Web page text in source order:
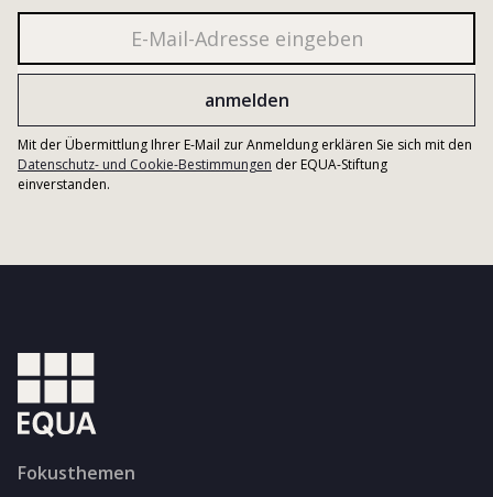
Mit der Übermittlung Ihrer E-Mail zur Anmeldung erklären Sie sich mit den
Datenschutz- und Cookie-Bestimmungen der EQUA-Stiftung
einverstanden.
Fokusthemen